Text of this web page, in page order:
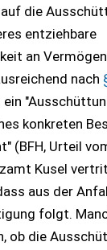
die
entziehbare
an
nach
konkreten
(BFH, Urteil
Kusel
aus der
folgt.
ob die